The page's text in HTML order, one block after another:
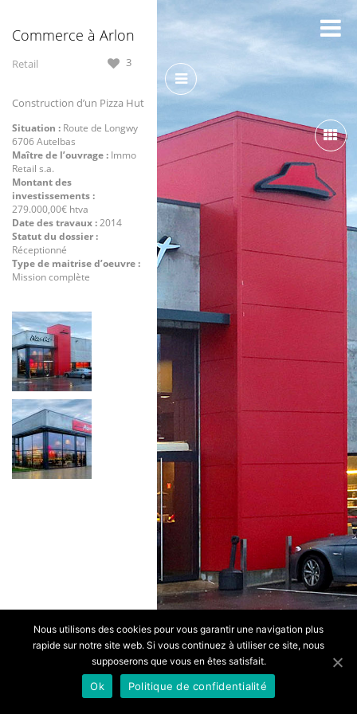
Commerce à Arlon
Retail 3
Construction d’un Pizza Hut
Situation : Route de Longwy
6706 Autelbas
Maître de l’ouvrage : Immo
Retail s.a.
Montant des
investissements :
279.000,00€ htva
Date des travaux :2014
Statut du dossier :
Réceptionné
Type de maitrise d’oeuvre :
Mission complète
Nous utilisons des cookies pour vous garantir une navigation plus
rapide sur notre site web. Si vous continuez à utiliser ce site, nous
supposerons que vous en êtes satisfait.
Ok Politique de confidentialité